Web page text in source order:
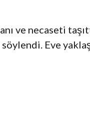
ve necaseti
Eve